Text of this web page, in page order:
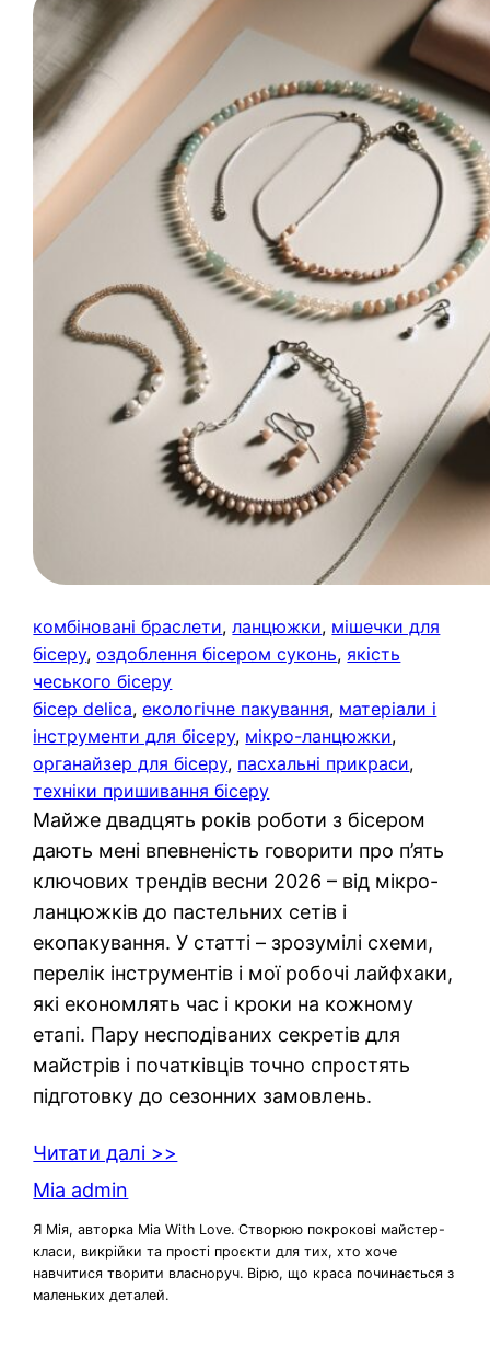
комбіновані браслети, ланцюжки, мішечки для
бісеру, оздоблення бісером суконь, якість
чеського бісеру
бісер delica, екологічне пакування, матеріали і
інструменти для бісеру, мікро-ланцюжки
органайзер для бісеру, пасхальні прикраси
техніки пришивання бісеру
Майже двадцять років роботи з бісером
дають мені впевненість говорити про п’ять
ключових трендів весни 2026 – від мікро-
ланцюжків до пастельних сетів і
екопакування. У статті – зрозумілі схеми,
перелік інструментів і мої робочі лайфхаки,
які економлять час і кроки на кожному
етапі. Пару несподіваних секретів для
майстрів і початківців точно спростять
підготовку до сезонних замовлень.
Читати далі >>
Mia admin
Я Мія, авторка Mia With Love. Створюю покрокові майстер-
класи, викрійки та прості проєкти для тих, хто хоче
навчитися творити власноруч. Вірю, що краса починається з
маленьких деталей.